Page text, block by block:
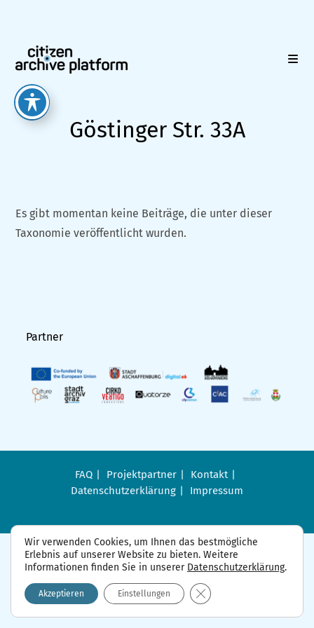
springen
Göstinger Str. 33A
Es gibt momentan keine Beiträge, die unter dieser
Taxonomie veröffentlicht wurden.
Partner
FAQ Projektpartner
Kontakt
Datenschutzerklärung
Impressum
Wir verwenden Cookies, um Ihnen das bestmögliche
Erlebnis auf unserer Website zu bieten. Weitere
Informationen finden Sie in unserer Datenschutzerklärung.
Akzeptieren Einstellungen GDPR Cookie-Banner